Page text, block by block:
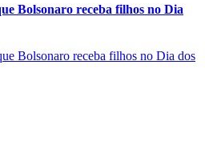
Bolsonaro receba filhos no Dia